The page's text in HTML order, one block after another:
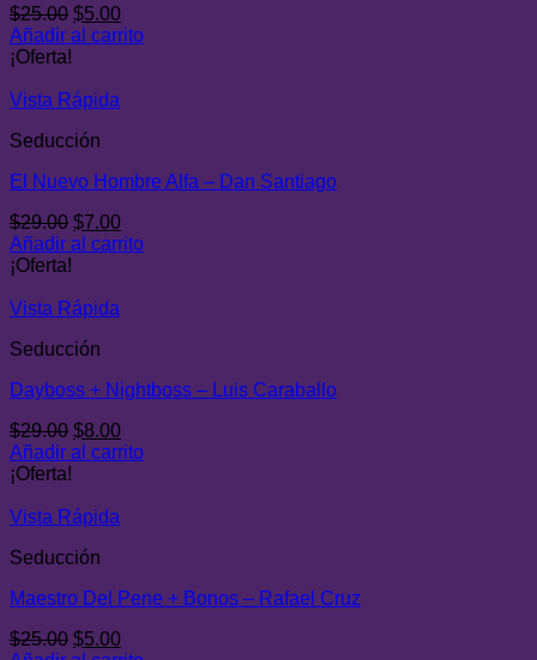
$25.00 El
precio
$25.00.
$5.00El
precio
Añadir al carrito
¡Oferta!
Vista Rápida
Seducción
El Nuevo Hombre Alfa – Dan Santiago
$29.00 El
precio
$29.00.
$7.00El
precio
Añadir al carrito
¡Oferta!
Vista Rápida
Seducción
Dayboss + Nightboss – Luis Caraballo
$29.00 El
precio
$29.00.
$8.00El
precio
Añadir al carrito
¡Oferta!
Vista Rápida
Seducción
Maestro Del Pene + Bonos – Rafael Cruz
$25.00 El
$5.00El